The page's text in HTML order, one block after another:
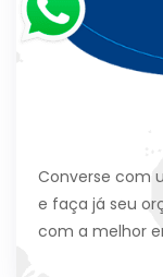
Converse com
e faça já seu
com a melhor